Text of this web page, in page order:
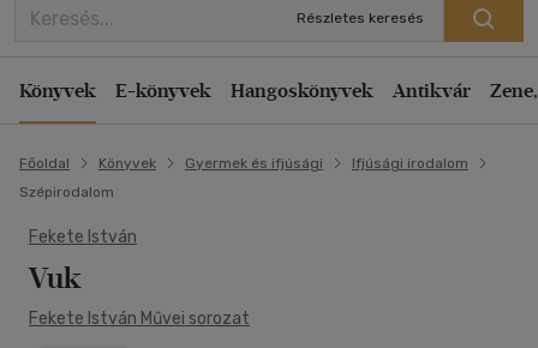
Részletes keresés
Könyvek E-könyvek Hangoskönyvek Antikvár
Főoldal Könyvek Gyermek és ifjúsági
Ifjúsági irodalom
Szépirodalom
Fekete István
Vuk
Fekete István Művei sorozat